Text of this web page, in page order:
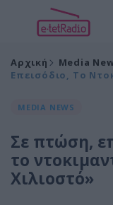
Αρχική Media
Επεισόδιο, Το
MEDIA NEWS
Σε πτώση,
το
Χιλιοστό»